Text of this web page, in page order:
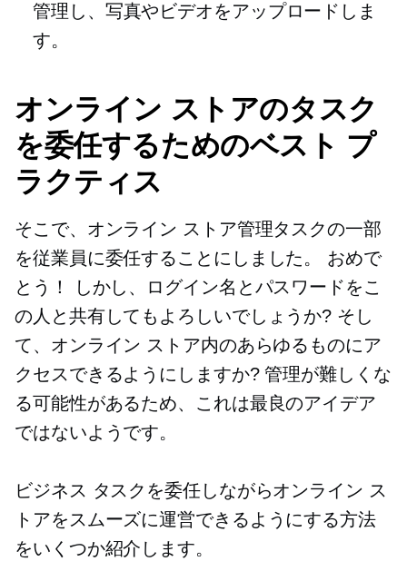
管理し、写真やビデオをアップロードしま
す。
オンライン ストアのタスク
を委任するためのベスト プ
ラクティス
そこで、オンライン ストア管理タスクの一部
を従業員に委任することにしました。 おめで
とう！ しかし、ログイン名とパスワードをこ
の人と共有してもよろしいでしょうか? そし
て、オンライン ストア内のあらゆるものにア
クセスできるようにしますか? 管理が難しくな
る可能性があるため、これは最良のアイデア
ではないようです。
ビジネス タスクを委任しながらオンライン ス
トアをスムーズに運営できるようにする方法
をいくつか紹介します。